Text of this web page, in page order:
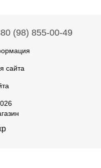
(98) 855-00-49
сайта